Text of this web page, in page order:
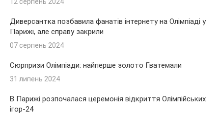
Диверсантка позбавила фанатів інтернету на Олімпіаді у
Парижі, але справу закрили
07 серпень 2024
Сюрпризи Олімпіади: найперше золото Гватемали
31 липень 2024
В Парижі розпочалася церемонія відкриття Олімпійських
ігор-24